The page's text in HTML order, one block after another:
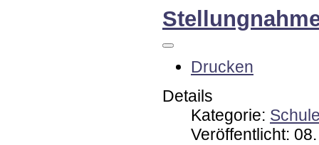
Drucken
Details
Kategorie:
Veröffentlicht: